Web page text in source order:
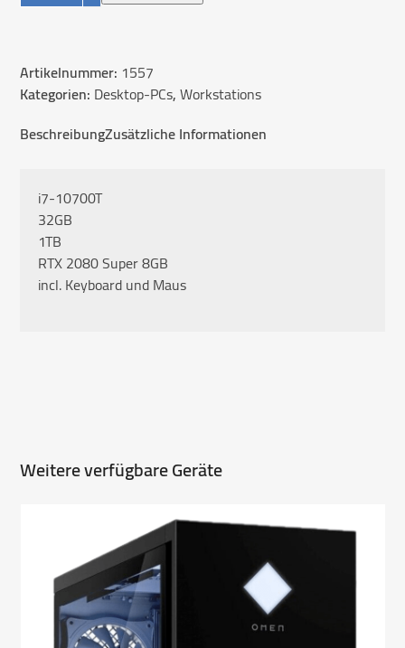
G6
Menge
Artikelnummer: 1557
Kategorien: Desktop-PCs,Workstations
BeschreibungZusätzliche Informationen
i7-10700T
32GB
1TB
RTX 2080 Super 8GB
incl. Keyboard und Maus
Weitere verfügbare Geräte